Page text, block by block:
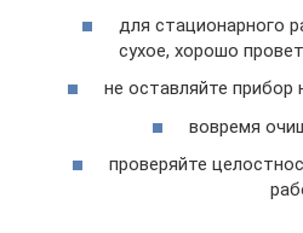
для стационарного
сухое, хорошо
не оставляйте прибор
вовремя
проверяйте